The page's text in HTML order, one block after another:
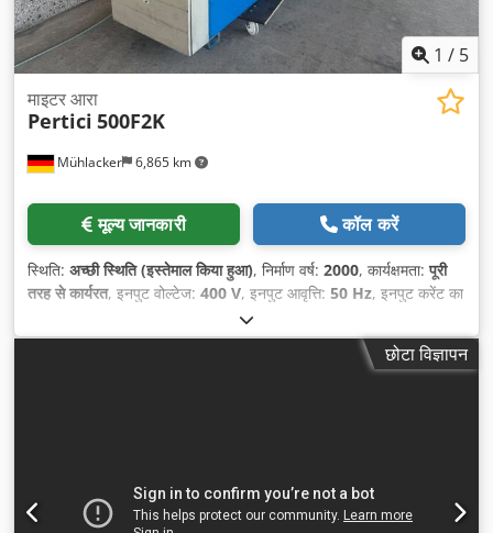
1 / 5
Mühlacker 6,865 km
माइटर आरा
Pertici 500F2K
मूल्य जानकारी कॉल करें
स्थिति: अच्छी स्थिति (इस्तेमाल किया हुआ), निर्माण वर्ष: 2000, कार्यक्षमता:पूरी
तरह से कार्यरत, इनपुट वोल्टेज: 400 V, इनपुट आवृत्ति: 50 Hz, इनपुट करेंट का
, आरा ब्लेड का व्यास:
छोटा विज्ञापन